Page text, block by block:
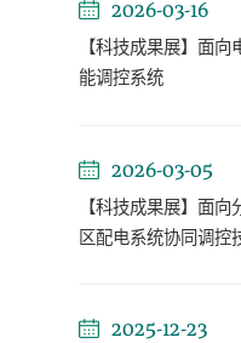
2026-03-16
【科技成果展】面
能调控系统
2026-03-05
【科技成果展】面
区配电系统协同调控
2025-12-23